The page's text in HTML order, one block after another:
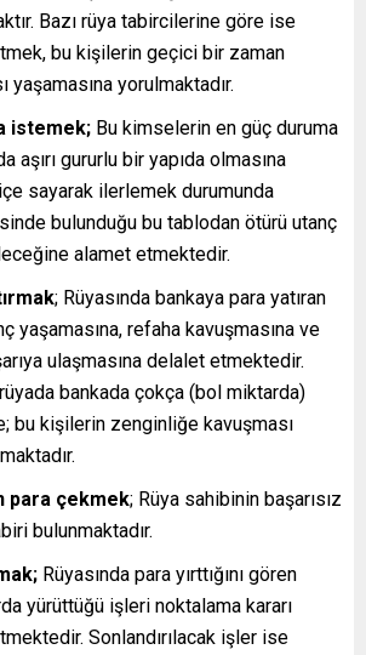
Bazı rüya tabircilerine göre ise
bu kişilerin geçici bir zaman
yaşamasına yorulmaktadır.
istemek; Bu kimselerin en güç duruma
aşırı gururlu bir yapıda olmasına
sayarak ilerlemek durumunda
bulunduğu bu tablodan ötürü utanç
alamet etmektedir.
; Rüyasında bankaya para yatıran
yaşamasına, refaha kavuşmasına ve
ulaşmasına delalet etmektedir.
bankada çokça (bol miktarda)
bu kişilerin zenginliğe kavuşması
para çekmek; Rüya sahibinin başarısız
bulunmaktadır.
Rüyasında para yırttığını gören
yürüttüğü işleri noktalama kararı
Sonlandırılacak işler ise